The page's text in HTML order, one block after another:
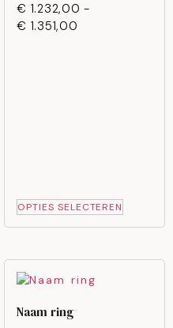
€ 1.232,00 -
€ 1.351,00
OPTIES SELECTEREN
Naam ring